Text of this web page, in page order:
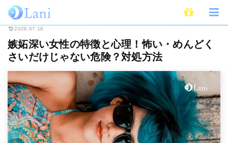
ホーム ライフスタイル 嫉妬深い女性の特徴と心理！怖い・めん
2026.07.16
嫉妬深い女性の特徴と心理！怖い・めんどく
さいだけじゃない危険？対処方法